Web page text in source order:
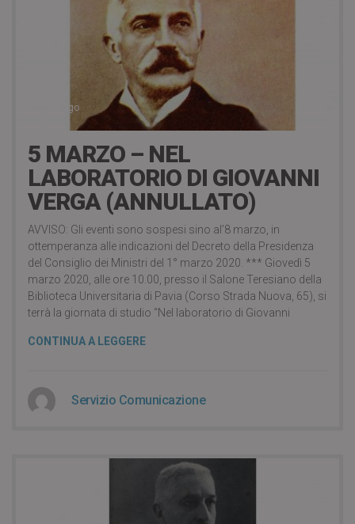
6 years ago
5 MARZO – NEL
LABORATORIO DI GIOVANNI
VERGA (ANNULLATO)
AVVISO: Gli eventi sono sospesi sino al’8 marzo, in
ottemperanza alle indicazioni del Decreto della Presidenza
del Consiglio dei Ministri del 1° marzo 2020. *** Giovedì 5
marzo 2020, alle ore 10.00, presso il Salone Teresiano della
Biblioteca Universitaria di Pavia (Corso Strada Nuova, 65), si
terrà la giornata di studio “Nel laboratorio di Giovanni
CONTINUA A LEGGERE
Servizio Comunicazione